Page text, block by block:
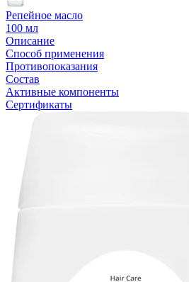
Репейное масло
100 мл
Описание
Способ применения
Противопоказания
Состав
Активные компоненты
Сертификаты